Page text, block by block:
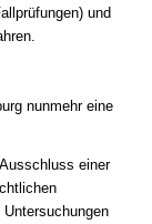
und
nunmehr eine
einer